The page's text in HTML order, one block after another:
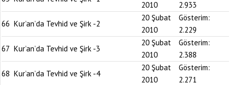
2010
2.933
66 Kur’an’da Tevhid ve Şirk -2
20 Şubat
2010
Gösterim:
2.229
67 Kur’an’da Tevhid ve Şirk -3
20 Şubat
2010
Gösterim:
2.388
68 Kur’an’da Tevhid ve Şirk -4
20 Şubat
2010
Gösterim:
2.271